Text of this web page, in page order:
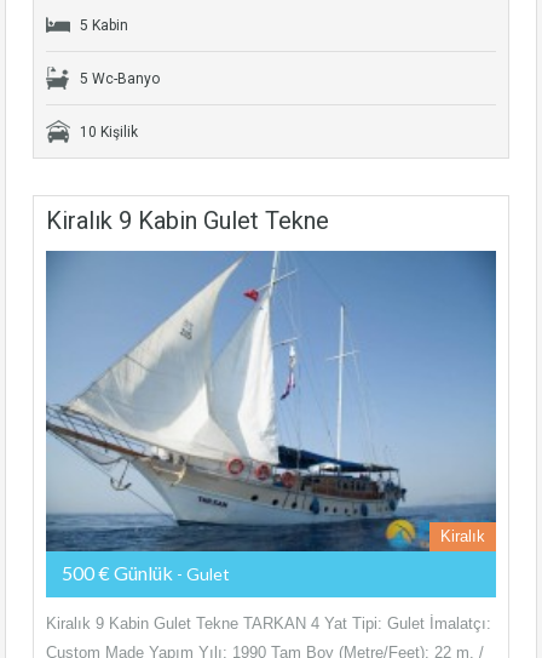
5 Kabin
5 Wc-Banyo
10 Kişilik
Kiralık 9 Kabin Gulet Tekne
Kiralık
500 € Günlük - Gulet
Kiralık 9 Kabin Gulet Tekne TARKAN 4 Yat Tipi: Gulet İmalatçı:
Custom Made Yapım Yılı: 1990 Tam Boy (Metre/Feet): 22 m. /